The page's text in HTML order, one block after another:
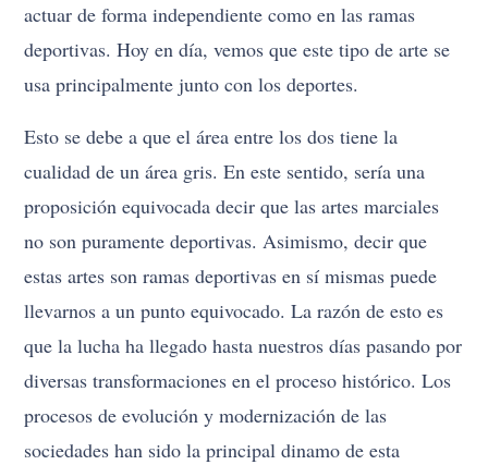
actuar de forma independiente como en las ramas
deportivas. Hoy en día, vemos que este tipo de arte se
usa principalmente junto con los deportes.
Esto se debe a que el área entre los dos tiene la
cualidad de un área gris. En este sentido, sería una
proposición equivocada decir que las artes marciales
no son puramente deportivas. Asimismo, decir que
estas artes son ramas deportivas en sí mismas puede
llevarnos a un punto equivocado. La razón de esto es
que la lucha ha llegado hasta nuestros días pasando por
diversas transformaciones en el proceso histórico. Los
procesos de evolución y modernización de las
sociedades han sido la principal dinamo de esta